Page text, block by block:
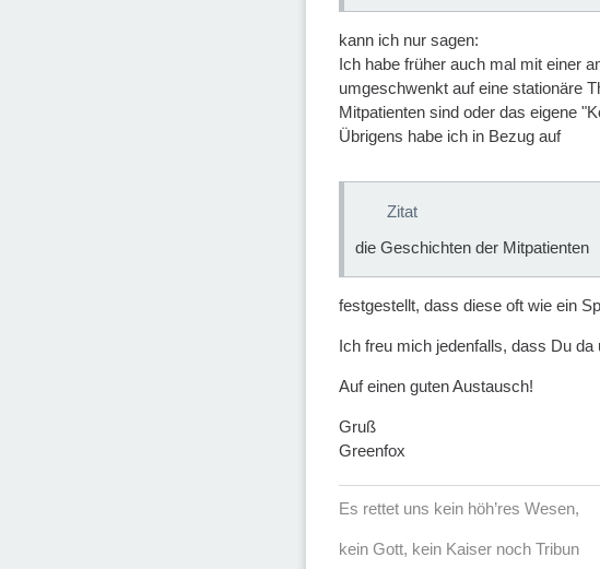
kann ich nur sagen:
Ich habe früher auch mal mit einer
umgeschwenkt auf eine stationäre
Mitpatienten sind oder das eigene
Übrigens habe ich in Bezug auf
Zitat
die Geschichten der Mitpatienten
festgestellt, dass diese oft wie ein
Ich freu mich jedenfalls, dass Du
Auf einen guten Austausch!
Gruß
Greenfox
Es rettet uns kein höh’res Wesen,
kein Gott, kein Kaiser noch Tribun